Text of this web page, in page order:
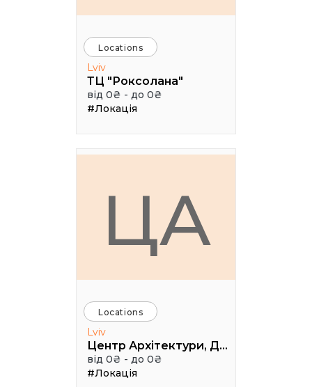
Locations
Lviv
ТЦ "Роксолана"
від 0₴ - до 0₴
#Локація
ЦА
Locations
Lviv
Центр Архітектури, Дизайну та Урбаністики Порохова ВЕЖА
від 0₴ - до 0₴
#Локація